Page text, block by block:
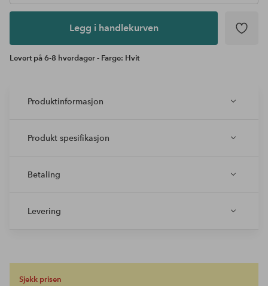
Legg i handlekurven
Levert på 6-8 hverdager - Farge: Hvit
Produktinformasjon
Produkt spesifikasjon
Betaling
Levering
Sjekk prisen